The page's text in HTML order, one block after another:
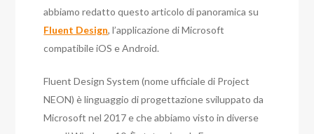
abbiamo redatto questo articolo di panoramica su
Fluent Design, l’applicazione di Microsoft
compatibile iOS e Android.
Fluent Design System (nome ufficiale di Project
NEON) è linguaggio di progettazione sviluppato da
Microsoft nel 2017 e che abbiamo visto in diverse